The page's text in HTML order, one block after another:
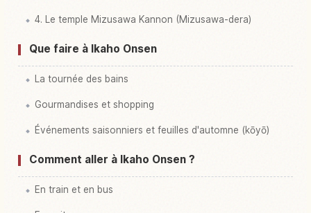
4. Le temple Mizusawa Kannon (Mizusawa-dera)
Que faire à Ikaho Onsen
La tournée des bains
Gourmandises et shopping
Événements saisonniers et feuilles d'automne (kōyō)
Comment aller à Ikaho Onsen ?
En train et en bus